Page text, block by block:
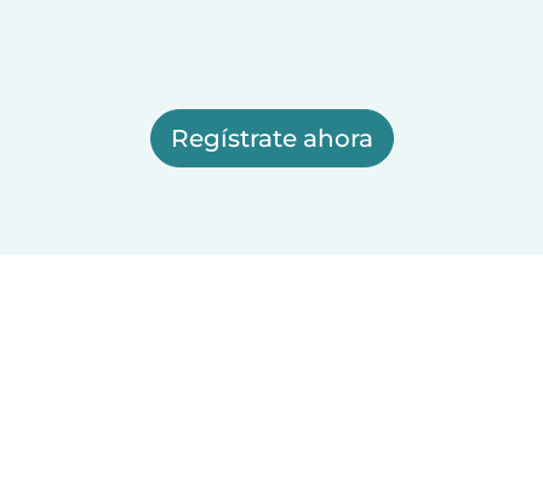
Regístrate ahora